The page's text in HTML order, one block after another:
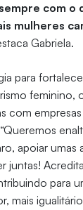
com o
mulheres
Gabriela.
para
feminino,
com
apoiar umas
juntas!
para
mais